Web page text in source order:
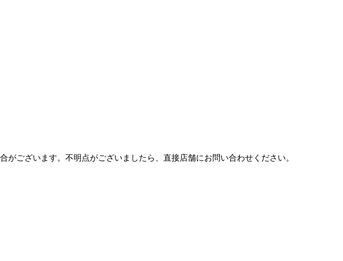
ございます。不明点がございましたら、直接店舗にお問い合わせください。